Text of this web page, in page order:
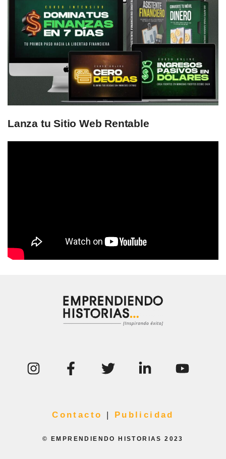
Lanza tu Sitio Web Rentable
Contacto | Publicidad
© EMPRENDIENDO HISTORIAS 2023